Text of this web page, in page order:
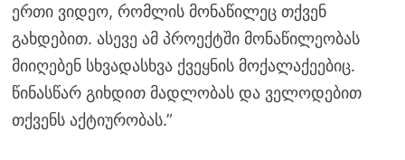
ერთი ვიდეო, რომლის მონაწილეც თქვენ
გახდებით. ასევე ამ პროექტში მონაწილეობას
მიიღებენ სხვადასხვა ქვეყნის მოქალაქეებიც.
წინასწარ გიხდით მადლობას და ველოდებით
თქვენს აქტიურობას.”